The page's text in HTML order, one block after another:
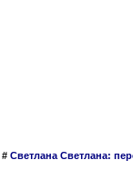
# Светлана Светлана: